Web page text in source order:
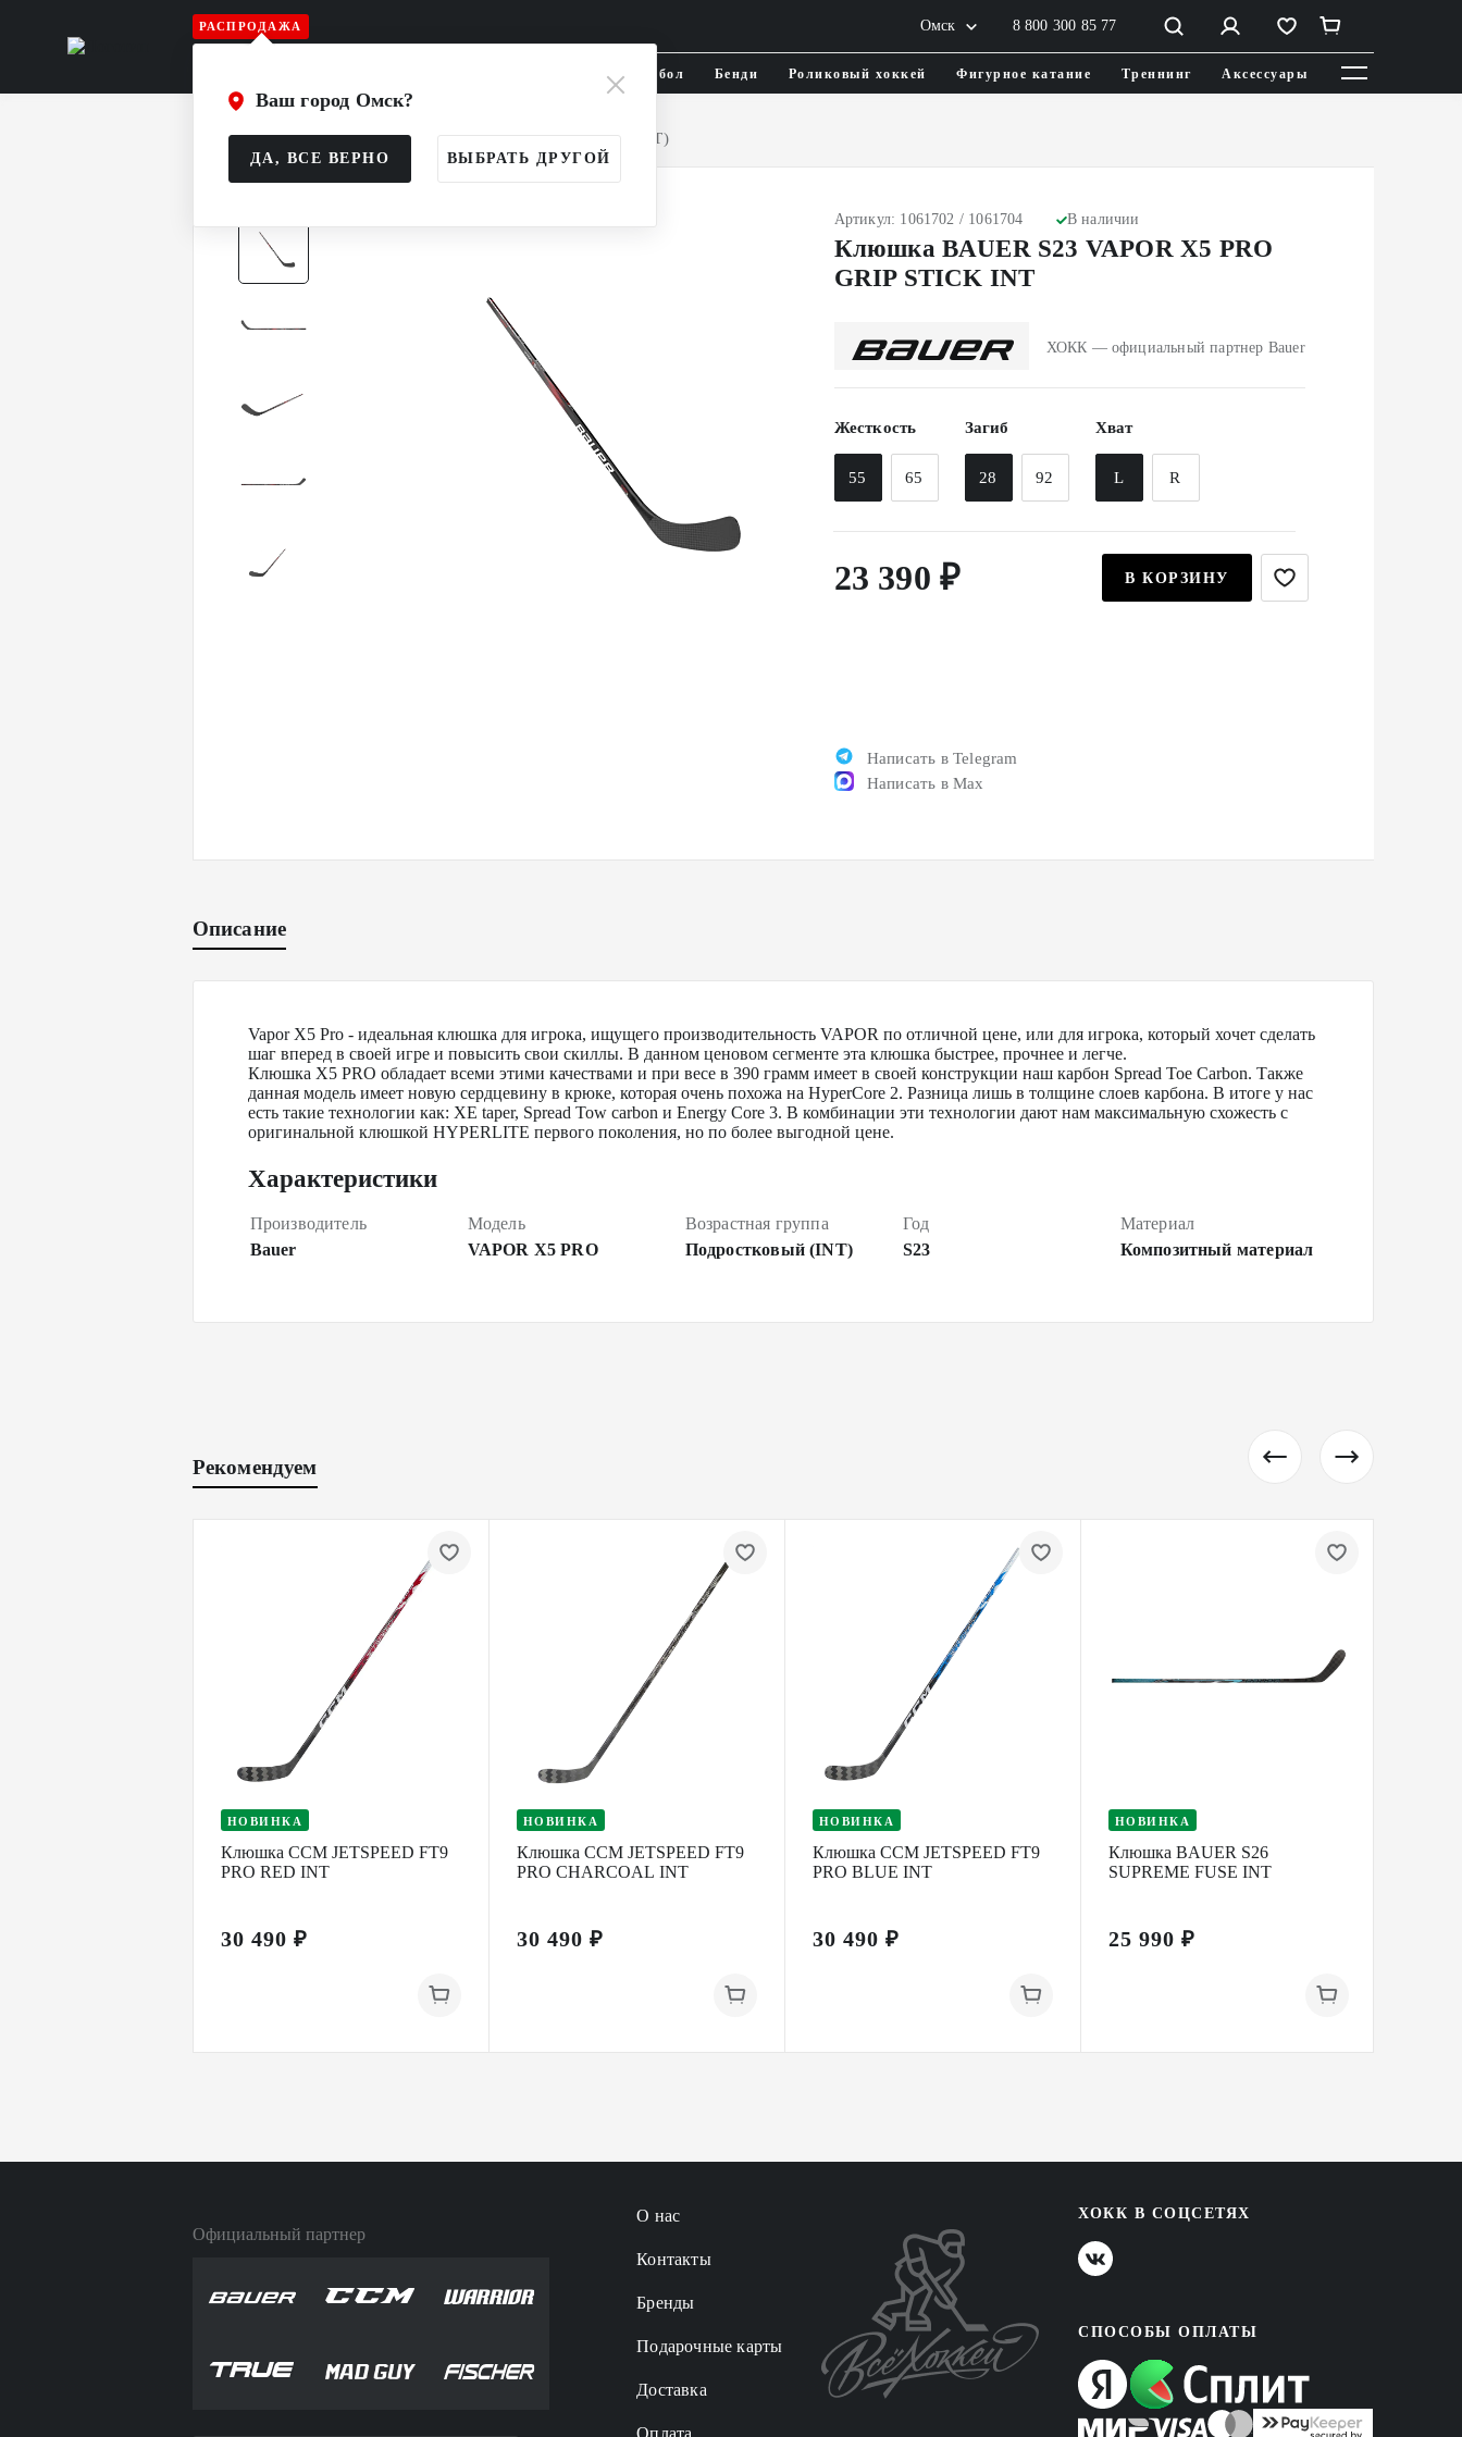
РАСПРОДАЖА Омск 8 800 300 85 77
Флорбол Бенди Роликовый хоккей Фигурное катание Треннинг Аксессуары
Ваш город Омск?
ДА, ВСЕ ВЕРНО ВЫБРАТЬ ДРУГОЙ
Главная Каталог Игрок Клюшки Подростковые (INT)
Артикул: 1061702 / 1061704 В наличии
Клюшка BAUER S23 VAPOR X5 PRO
GRIP STICK INT
ХОКК — официальный партнер Bauer
Жесткость
55 65
Загиб
28 92
Хват
L R
23 390 ₽ В КОРЗИНУ
Написать в Telegram
Написать в Max
Описание
Vapor X5 Pro - идеальная клюшка для игрока, ищущего производительность VAPOR по отличной цене, или для игрока, который хочет сделать
шаг вперед в своей игре и повысить свои скиллы. В данном ценовом сегменте эта клюшка быстрее, прочнее и легче.
Клюшка X5 PRO обладает всеми этими качествами и при весе в 390 грамм имеет в своей конструкции наш карбон Spread Toe Carbon. Также
данная модель имеет новую сердцевину в крюке, которая очень похожа на HyperCore 2. Разница лишь в толщине слоев карбона. В итоге у нас
есть такие технологии как: XE taper, Spread Tow carbon и Energy Core 3. В комбинации эти технологии дают нам максимальную схожесть с
оригинальной клюшкой HYPERLITE первого поколения, но по более выгодной цене.
Характеристики
Производитель
Bauer
Модель
VAPOR X5 PRO
Возрастная группа
Подростковый (INT)
Год
S23
Материал
Композитный материал
Рекомендуем
НОВИНКА
Клюшка CCM JETSPEED FT9
PRO RED INT
30 490 ₽
НОВИНКА
Клюшка CCM JETSPEED FT9
PRO CHARCOAL INT
30 490 ₽
НОВИНКА
Клюшка CCM JETSPEED FT9
PRO BLUE INT
30 490 ₽
НОВИНКА
Клюшка BAUER S26
SUPREME FUSE INT
25 990 ₽
Официальный партнер
О нас
Контакты
Бренды
Подарочные карты
Доставка
Оплата
ХОКК В СОЦСЕТЯХ
СПОСОБЫ ОПЛАТЫ